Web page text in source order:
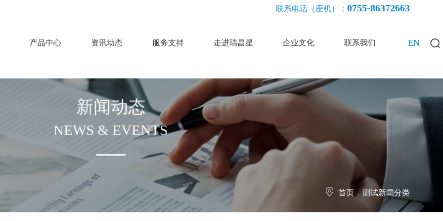
联系电话（座机）： 0755-86372663
产品中心 资讯动态 服务支持 走进瑞昌星 企业文化 联系我们 EN
新闻动态
NEWS & EVENTS
首页 - 测试新闻分类